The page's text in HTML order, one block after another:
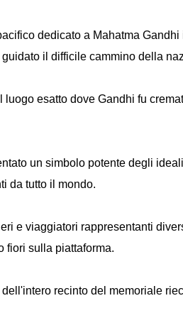
dedicato a Mahatma
il difficile cammino della
luogo esatto dove Gandhi fu
un simbolo potente degli
da tutto il mondo.
e viaggiatori rappresentanti
fiori sulla piattaforma.
dell'intero recinto del memoriale